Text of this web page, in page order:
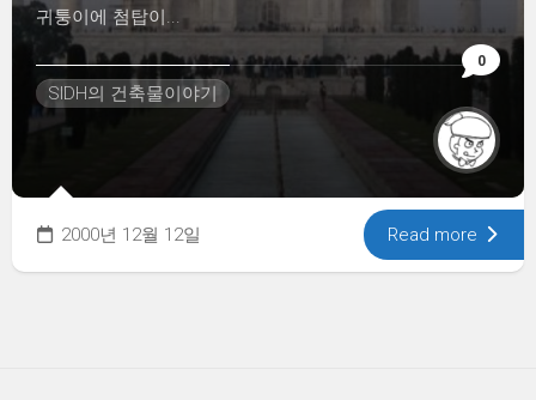
0
귀퉁이에 첨탑이...
SIDH의 건축물이야기
2000년 12월 12일 Read more